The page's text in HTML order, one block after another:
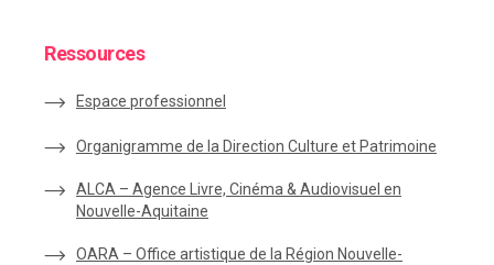
Ressources
Espace professionnel
Organigramme de la Direction Culture et Patrimoine
ALCA – Agence Livre, Cinéma & Audiovisuel en
Nouvelle-Aquitaine
OARA – Office artistique de la Région Nouvelle-